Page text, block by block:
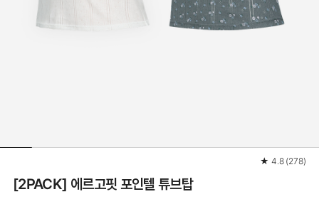
★ 4.8 (278)
[2PACK] 에르고핏 포인텔 튜브탑